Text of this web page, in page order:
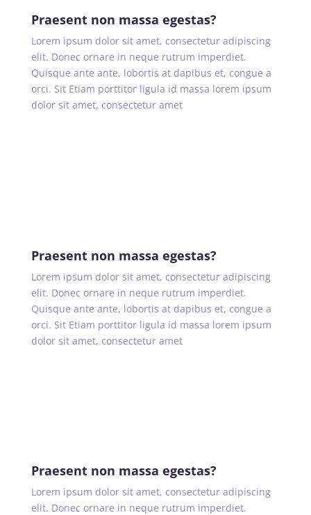
Praesent non massa egestas?
Lorem ipsum dolor sit amet, consectetur adipiscing
elit. Donec ornare in neque rutrum imperdiet.
Quisque ante ante, lobortis at dapibus et, congue a
orci. Sit Etiam porttitor ligula id massa lorem ipsum
dolor sit amet, consectetur amet
Praesent non massa egestas?
Lorem ipsum dolor sit amet, consectetur adipiscing
elit. Donec ornare in neque rutrum imperdiet.
Quisque ante ante, lobortis at dapibus et, congue a
orci. Sit Etiam porttitor ligula id massa lorem ipsum
dolor sit amet, consectetur amet
Praesent non massa egestas?
Lorem ipsum dolor sit amet, consectetur adipiscing
elit. Donec ornare in neque rutrum imperdiet.